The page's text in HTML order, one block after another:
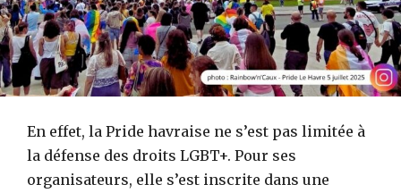
En effet, la Pride havraise ne s’est pas limitée à
la défense des droits LGBT+. Pour ses
organisateurs, elle s’est inscrite dans une